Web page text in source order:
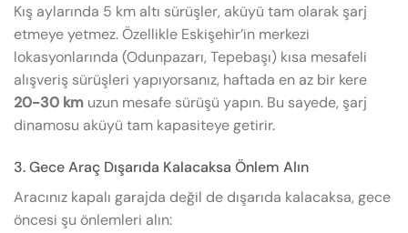
Kış aylarında 5 km altı sürüşler, aküyü tam olarak şarj
etmeye yetmez. Özellikle Eskişehir’in merkezi
lokasyonlarında (Odunpazarı, Tepebaşı) kısa mesafeli
alışveriş sürüşleri yapıyorsanız, haftada en az bir kere
20-30 km uzun mesafe sürüşü yapın. Bu sayede, şarj
dinamosu aküyü tam kapasiteye getirir.
3. Gece Araç Dışarıda Kalacaksa Önlem Alın
Aracınız kapalı garajda değil de dışarıda kalacaksa, gece
öncesi şu önlemleri alın: